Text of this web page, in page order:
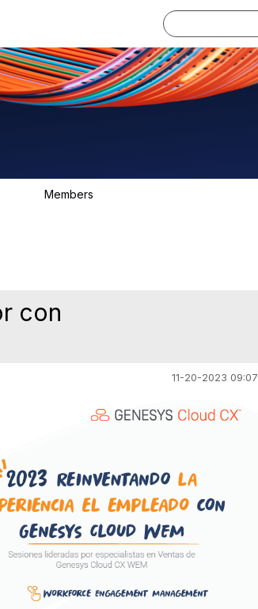
Members
con
11-20-2023 09:07